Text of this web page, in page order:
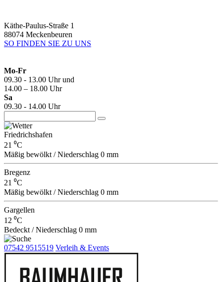
Käthe-Paulus-Straße 1
88074 Meckenbeuren
SO FINDEN SIE ZU UNS
Mo-Fr
09.30 - 13.00 Uhr und
14.00 – 18.00 Uhr
Sa
09.30 - 14.00 Uhr
Friedrichshafen
21 ⁰C
Mäßig bewölkt / Niederschlag 0 mm
Bregenz
21 ⁰C
Mäßig bewölkt / Niederschlag 0 mm
Gargellen
12 ⁰C
Bedeckt / Niederschlag 0 mm
07542 9515519 Verleih & Events